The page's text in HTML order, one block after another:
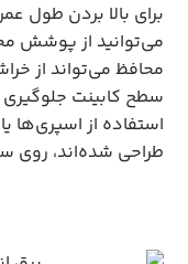
برای بالا بردن طول
می‌توانید از پوشش
محافظ می‌تواند از
سطح کابینت
استفاده از اسپری‌ها
طراحی شده‌اند، روی